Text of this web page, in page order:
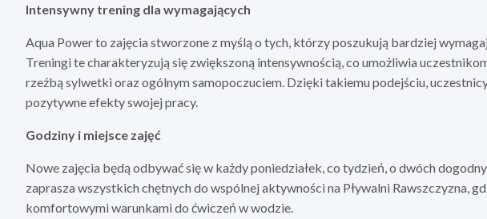
Intensywny trening dla wymagających
Aqua Power to zajęcia stworzone z myślą o tych, którzy poszukują bardziej
Treningi te charakteryzują się zwiększoną intensywnością, co umożliwia
rzeźbą sylwetki oraz ogólnym samopoczuciem. Dzięki takiemu podejściu,
pozytywne efekty swojej pracy.
Godziny i miejsce zajęć
Nowe zajęcia będą odbywać się w każdy poniedziałek, co tydzień, o dwóch
zaprasza wszystkich chętnych do wspólnej aktywności na Pływalni Rawszczyzna,
komfortowymi warunkami do ćwiczeń w wodzie.